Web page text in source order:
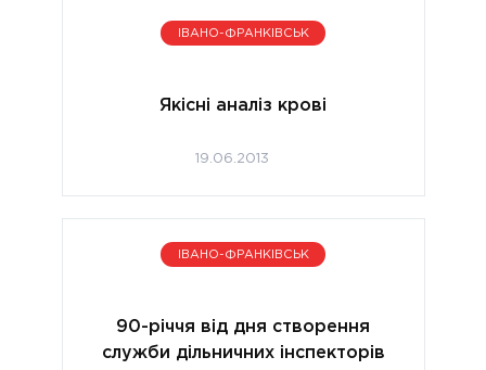
ІВАНО-ФРАНКІВСЬК
Якісні аналіз крові
19.06.2013
ІВАНО-ФРАНКІВСЬК
90-річчя від дня створення
служби дільничних інспекторів